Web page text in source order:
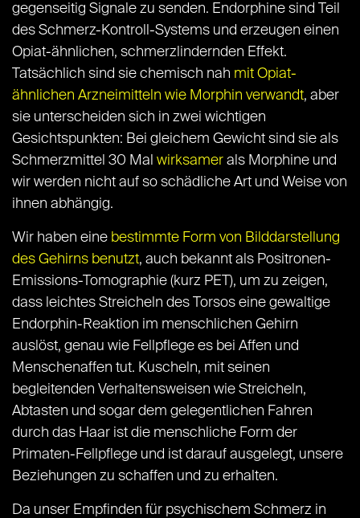
gegenseitig Signale zu senden. Endorphine sind Teil
des Schmerz-Kontroll-Systems und erzeugen einen
Opiat-ähnlichen, schmerzlindernden Effekt.
Tatsächlich sind sie chemisch nah mit Opiat-
ähnlichen Arzneimitteln wie Morphin verwandt, aber
sie unterscheiden sich in zwei wichtigen
Gesichtspunkten: Bei gleichem Gewicht sind sie als
Schmerzmittel 30 Mal wirksamer als Morphine und
wir werden nicht auf so schädliche Art und Weise von
ihnen abhängig.
Wir haben eine bestimmte Form von Bilddarstellung
des Gehirns benutzt, auch bekannt als Positronen-
Emissions-Tomographie (kurz PET), um zu zeigen,
dass leichtes Streicheln des Torsos eine gewaltige
Endorphin-Reaktion im menschlichen Gehirn
auslöst, genau wie Fellpflege es bei Affen und
Menschenaffen tut. Kuscheln, mit seinen
begleitenden Verhaltensweisen wie Streicheln,
Abtasten und sogar dem gelegentlichen Fahren
durch das Haar ist die menschliche Form der
Primaten-Fellpflege und ist darauf ausgelegt, unsere
Beziehungen zu schaffen und zu erhalten.
Da unser Empfinden für psychischem Schmerz in